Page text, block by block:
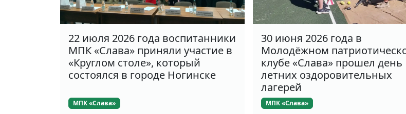
22 июля 2026 года воспитанники
МПК «Слава» приняли участие в
«Круглом столе», который
состоялся в городе Ногинске
МПК «Слава»
30 июня 2026 года в
Молодёжном
клубе «Слава» прошел день
летних оздоровительных
лагерей
МПК «Слава»